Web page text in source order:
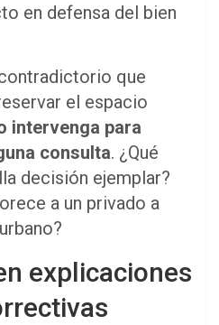
en defensa del bien
que
el espacio
intervenga para
consulta. ¿Qué
decisión ejemplar?
a un privado a
explicaciones